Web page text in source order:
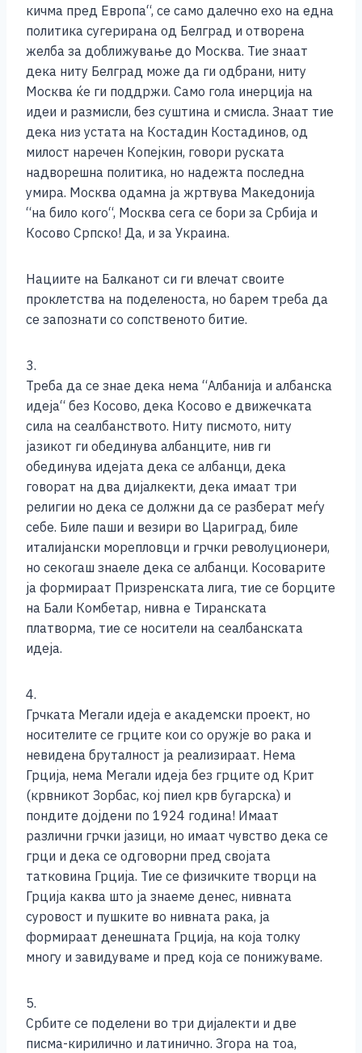
кичма пред Европа“, се само далечно ехо на една
политика сугерирана од Белград и отворена
желба за доближување до Москва. Тие знаат
дека ниту Белград може да ги одбрани, ниту
Москва ќе ги поддржи. Само гола инерција на
идеи и размисли, без суштина и смисла. Знаат тие
дека низ устата на Костадин Костадинов, од
милост наречен Копејкин, говори руската
надворешна политика, но надежта последна
умира. Москва одамна ја жртвува Македонија
“на било кого“, Москва сега се бори за Србија и
Косово Српско! Да, и за Украина.
Нациите на Балканот си ги влечат своите
проклетства на поделеноста, но барем треба да
се запознати со сопственото битие.
3.
Треба да се знае дека нема “Албанија и албанска
идеја“ без Косово, дека Косово е движечката
сила на сеалбанството. Ниту писмото, ниту
јазикот ги обединува албанците, нив ги
обединува идејата дека се албанци, дека
говорат на два дијалкекти, дека имаат три
религии но дека се должни да се разберат меѓу
себе. Биле паши и везири во Цариград, биле
италијански морепловци и грчки револуционери,
но секогаш знаеле дека се албанци. Косоварите
ја формираат Призренската лига, тие се борците
на Бали Комбетар, нивна е Тиранската
платворма, тие се носители на сеалбанската
идеја.
4.
Грчката Мегали идеја е академски проект, но
носителите се грците кои со оружје во рака и
невидена бруталност ја реализираат. Нема
Грција, нема Мегали идеја без грците од Крит
(крвникот Зорбас, кој пиел крв бугарска) и
пондите дојдени по 1924 година! Имаат
различни грчки јазици, но имаат чувство дека се
грци и дека се одговорни пред својата
татковина Грција. Тие се физичките творци на
Грција каква што ја знаеме денес, нивната
суровост и пушките во нивната рака, ја
формираат денешната Грција, на која толку
многу и завидуваме и пред која се понижуваме.
5.
Србите се поделени во три дијалекти и две
писма-кирилично и латинично. Згора на тоа,